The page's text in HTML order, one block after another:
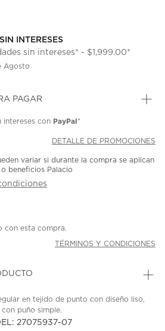
INTERESES
sin intereses* - $1,999.00*
Agosto
PAGAR
intereses con PayPal*
DETALLE DE PROMOCIONES
variar si durante la compra se aplican
beneficios Palacio
con esta compra.
TÉRMINOS Y CONDICIONES
en tejido de punto con diseño liso,
puño simple.
27075937-07